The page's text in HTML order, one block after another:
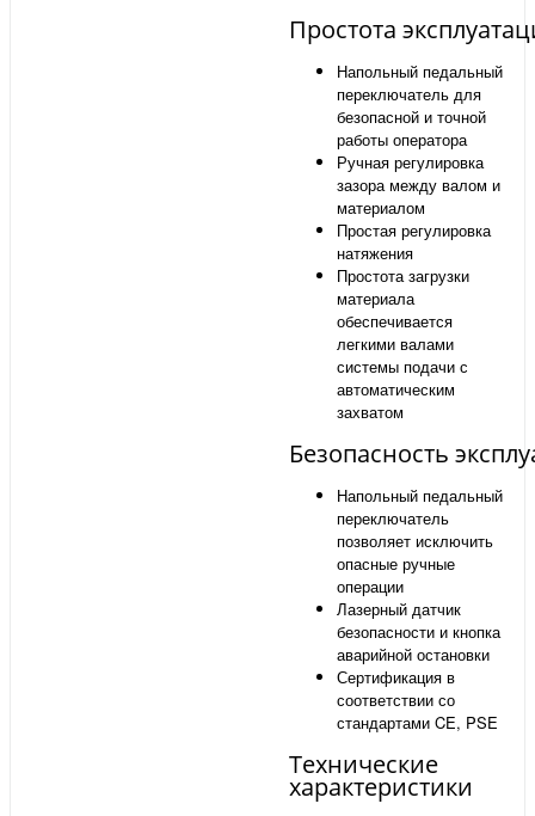
Простота
Напольный педальный
переключатель для
безопасной и точной
работы оператора
Ручная регулировка
зазора между валом и
материалом
Простая регулировка
натяжения
Простота загрузки
материала
обеспечивается
легкими валами
системы подачи с
автоматическим
захватом
Безопасность
Напольный педальный
переключатель
позволяет исключить
опасные ручные
операции
Лазерный датчик
безопасности и кнопка
аварийной остановки
Сертификация в
соответствии со
стандартами CE, PSE
Технические
характеристики